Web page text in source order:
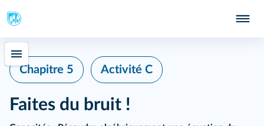
Chapitre 5 Activité C
Faites du bruit !